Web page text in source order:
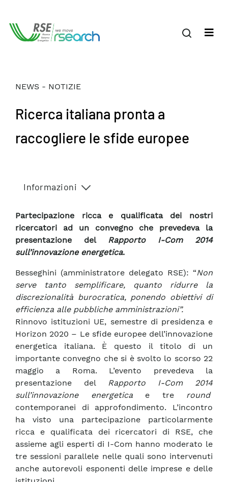
NEWS - NOTIZIE
Ricerca italiana pronta a
raccogliere le sfide europee
Informazioni
Partecipazione ricca e qualificata dei nostri
ricercatori ad un convegno che prevedeva la
presentazione del Rapporto
I-Com 2014
sull’innovazione energetica.
Besseghini (amministratore delegato RSE): “Non
serve tanto semplificare, quanto ridurre la
discrezionalità burocratica, ponendo obiettivi di
efficienza alle pubbliche amministrazioni”.
Rinnovo istituzioni UE, semestre di presidenza e
Horizon 2020 – Le sfide europee dell’innovazione
energetica italiana. È questo il titolo di un
importante convegno che si è svolto lo scorso 22
maggio a Roma. L’evento prevedeva la
presentazione del Rapporto I-Com 2014
sull’innovazione energeticae tre round
contemporanei di approfondimento. L’incontro
ha visto una partecipazione particolarmente
ricca e qualificata dei ricercatori di RSE, che
assieme agli esperti di I-Com hanno moderato le
tre sessioni parallele nelle quali sono intervenuti
anche autorevoli esponenti delle imprese e delle